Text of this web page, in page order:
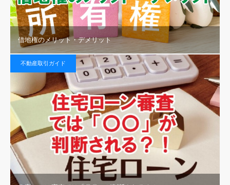
借地権のメリット・デメリット
不動産取引ガイド